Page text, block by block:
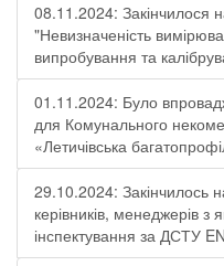
08.11.2024: Закінчилося
"Невизначеність
випробування та
01.11.2024: Було
для Комунального
«Летичівська
29.10.2024: Закінчилось
керівників, менеджерів з
інспектування за ДСТУ